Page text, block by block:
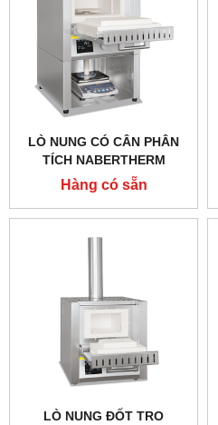
LÒ NUNG CÓ CÂN PHÂN
TÍCH NABERTHERM
L9/11/SW, 1100 ĐỘ 9 LÍT
Hàng có sẵn
LÒ NUNG ĐỐT TRO